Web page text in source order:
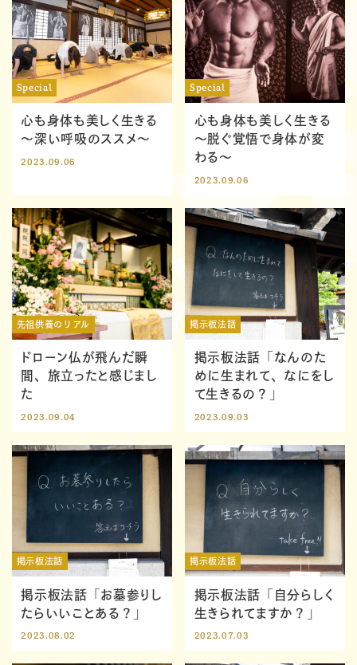
Special
心も身体も美しく生きる
～深い呼吸のススメ～
2023.09.06
Special
心も身体も美しく生きる
～脱ぐ覚悟で身体が変
わる～
2023.09.06
先祖供養のリアル
ドローン仏が飛んだ瞬
間、旅立ったと感じまし
た
2023.09.04
掲示板法話
掲示板法話「なんのた
めに生まれて、なにをし
て生きるの？」
2023.09.03
掲示板法話
掲示板法話「お墓参りし
たらいいことある？」
2023.08.02
掲示板法話
掲示板法話「自分らしく
生きられてますか？」
2023.07.03